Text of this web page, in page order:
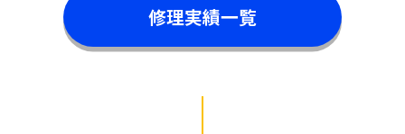
修理実績一覧